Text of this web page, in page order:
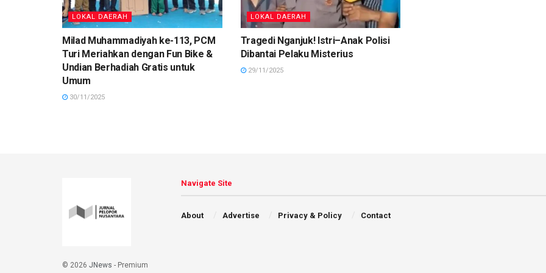
LOKAL DAERAH
Milad Muhammadiyah ke-113, PCM
Turi Meriahkan dengan Fun Bike &
Undian Berhadiah Gratis untuk
Umum
30/11/2025
LOKAL DAERAH
Tragedi Nganjuk! Istri–Anak Polisi
Dibantai Pelaku Misterius
29/11/2025
© 2026 JNews - Premium
Navigate Site
About Advertise Privacy & Policy Contact